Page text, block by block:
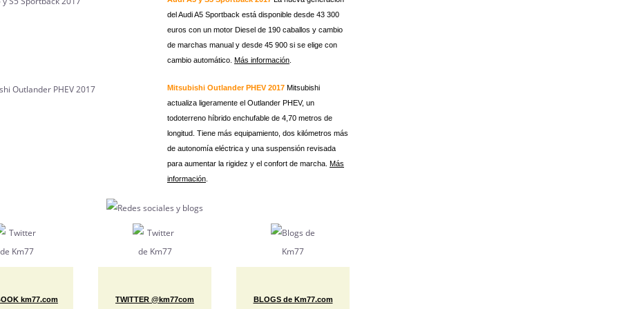
del Audi A5 Sportback está disponible desde 43 300
euros con un motor Diesel de 190 caballos y cambio
de marchas manual y desde 45 900 si se elige con
cambio automático. Más información
Mitsubishi Outlander PHEV 2017 Mitsubishi
actualiza ligeramente el Outlander PHEV, un
todoterreno híbrido enchufable de 4,70 metros de
longitud. Tiene más equipamiento, dos kilómetros más
de autonomía eléctrica y una suspensión revisada
para aumentar la rigidez y el confort de marcha. Más
información
km77.com
TWITTER @km77com
BLOGS de Km77.com